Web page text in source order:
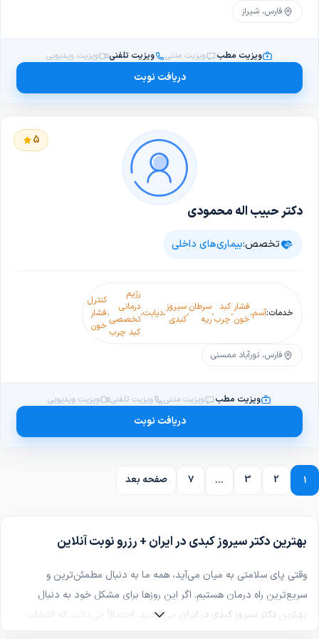
فارس، شیراز
ویزیت مطب ویزیت متنی ویزیت تلفنی ویزیت ویدیویی
دریافت نوبت
5
دکتر حبیب اله محمودی
تخصص:بیماری‌های داخلی
خدمات:آسم،فشار
خون،کبد
چرب،سرطان
ریه
،سیروز
کبدی ،دیابت،
رژیم
درمانی
تخصصی
کبد چرب
،
کنترل
فشار
خون
فارس، نورآباد ممسنی
ویزیت مطب ویزیت متنی ویزیت تلفنی ویزیت ویدیویی
دریافت نوبت
1
2
3
...
7 صفحه بعد
بهترین دکتر سیروز کبدی در ایران + رزرو نوبت آنلاین
وقتی پای سلامتی به میان می‌آید، همه ما به دنبال مطمئن‌ترین و
سریع‌ترین راه درمان هستیم. اگر این روزها برای مشکل خود به دنبال
بهترین دکتر سیروز کبدی در ایران می‌گردید، احتمالاً می‌دانید که انتخاب